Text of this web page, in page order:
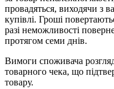
провадяться, виходячи з
купівлі. Гроші
разі неможливості
протягом семи днів.
Вимоги споживача
товарного чека, що
товару.